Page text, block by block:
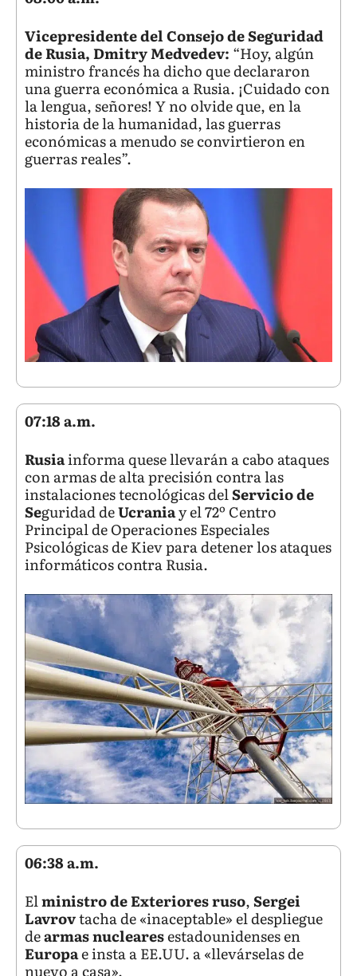
Vicepresidente del Consejo de Seguridad
de Rusia, Dmitry Medvedev: “Hoy, algún
ministro francés ha dicho que declararon
una guerra económica a Rusia. ¡Cuidado con
la lengua, señores! Y no olvide que, en la
historia de la humanidad, las guerras
económicas a menudo se convirtieron en
guerras reales”.
07:18 a.m.
Rusiainforma quese llevarán a cabo ataques
con armas de alta precisión contra las
instalaciones tecnológicas delServicio de
Seguridad deUcraniay el 72º Centro
Principal de Operaciones Especiales
Psicológicas de Kiev para detener los ataques
informáticos contra Rusia.
06:38 a.m.
Elministro de Exteriores ruso,Sergei
Lavrovtacha de «inaceptable» el despliegue
dearmas nuclearesestadounidenses en
Europae insta a EE.UU. a «llevárselas de
nuevo a casa».